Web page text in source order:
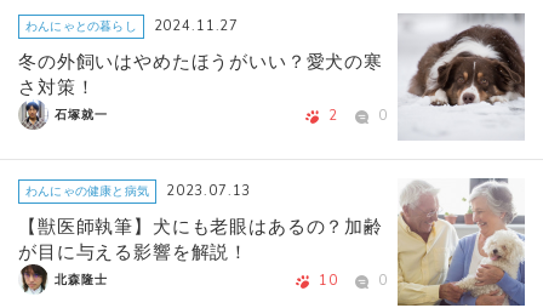
わんにゃとの暮らし 2024.11.27
冬の外飼いはやめたほうがいい？愛犬の寒
さ対策！
石塚就一 2 0
わんにゃの健康と病気 2023.07.13
【獣医師執筆】犬にも老眼はあるの？加齢
が目に与える影響を解説！
北森隆士 10 0